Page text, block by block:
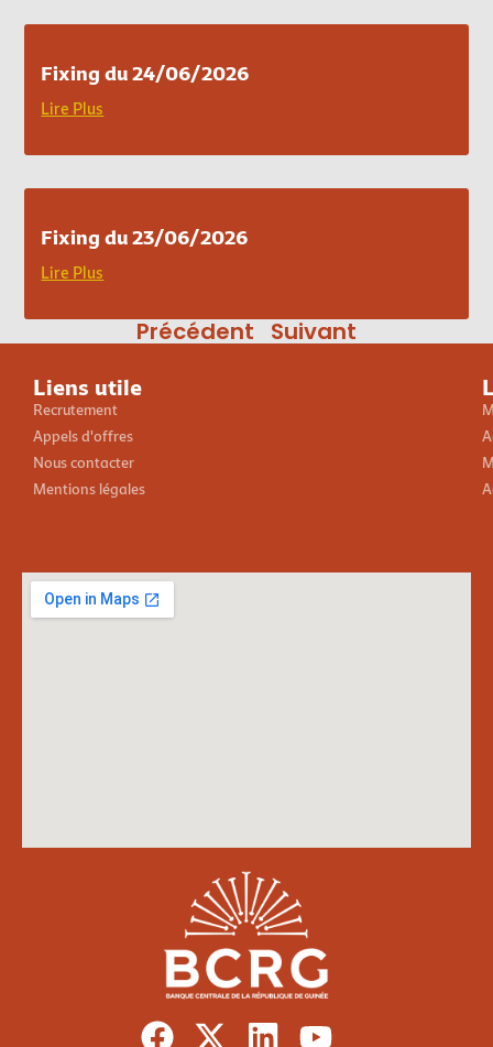
Fixing du 24/06/2026
Lire Plus
Fixing du 23/06/2026
Lire Plus
Précédent Suivant
Liens utile
Recrutement
Appels d'offres
Nous contacter
Mentions légales